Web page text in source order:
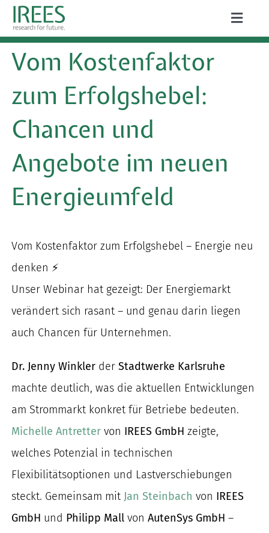
Zum
Inhalt
springen
Toggle
ÜBER UNS
AKTUELLES
PROJEKTE
PUBLIKATIONEN
KARRIERE
nach:
Vom Kostenfaktor
zum Erfolgshebel:
Chancen und
Angebote im neuen
Energieumfeld
Vom Kostenfaktor zum Erfolgshebel – Energie neu
denken ⚡
Unser Webinar hat gezeigt: Der Energiemarkt
verändert sich rasant – und genau darin liegen
auch Chancen für Unternehmen.
Dr. Jenny Winkler derStadtwerke Karlsruhe
machte deutlich, was die aktuellen Entwicklungen
am Strommarkt konkret für Betriebe bedeuten.
Michelle Antretter von IREES GmbH zeigte,
welches Potenzial in technischen
Flexibilitätsoptionen und Lastverschiebungen
steckt. Gemeinsam mit Jan Steinbach von IREES
GmbH und Philipp Mall vonAutenSys GmbH –